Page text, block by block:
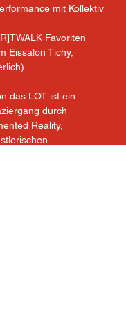
mit Kollektiv
Favoriten
Eissalon Tichy,
das LOT ist ein
durch
Reality,